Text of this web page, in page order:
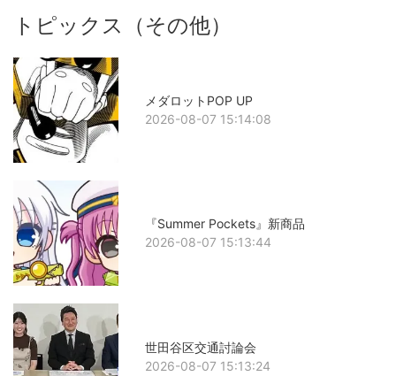
トピックス（その他）
メダロットPOP UP
2026-08-07 15:14:08
『Summer Pockets』新商品
2026-08-07 15:13:44
世田谷区交通討論会
2026-08-07 15:13:24